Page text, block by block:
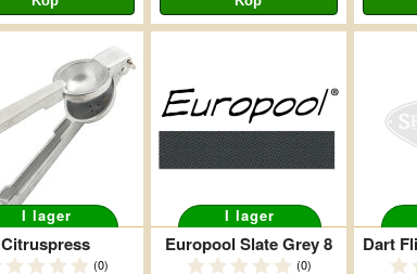
I lager
Citruspress
(0)
I lager
Europool Slate Grey 8
(0)